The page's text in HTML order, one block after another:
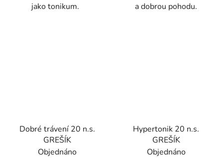
jako tonikum. a dobrou pohodu.
Dobré trávení 20 n.s.
GREŠÍK
Objednáno
Hypertonik 20 n.s.
GREŠÍK
Objednáno